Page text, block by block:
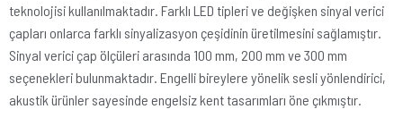
teknolojisi kullanılmaktadır. Farklı LED tipleri ve değişken sinyal verici
çapları onlarca farklı sinyalizasyon çeşidinin üretilmesini sağlamıştır.
Sinyal verici çap ölçüleri arasında 100 mm, 200 mm ve 300 mm
seçenekleri bulunmaktadır. Engelli bireylere yönelik sesli yönlendirici,
akustik ürünler sayesinde engelsiz kent tasarımları öne çıkmıştır.